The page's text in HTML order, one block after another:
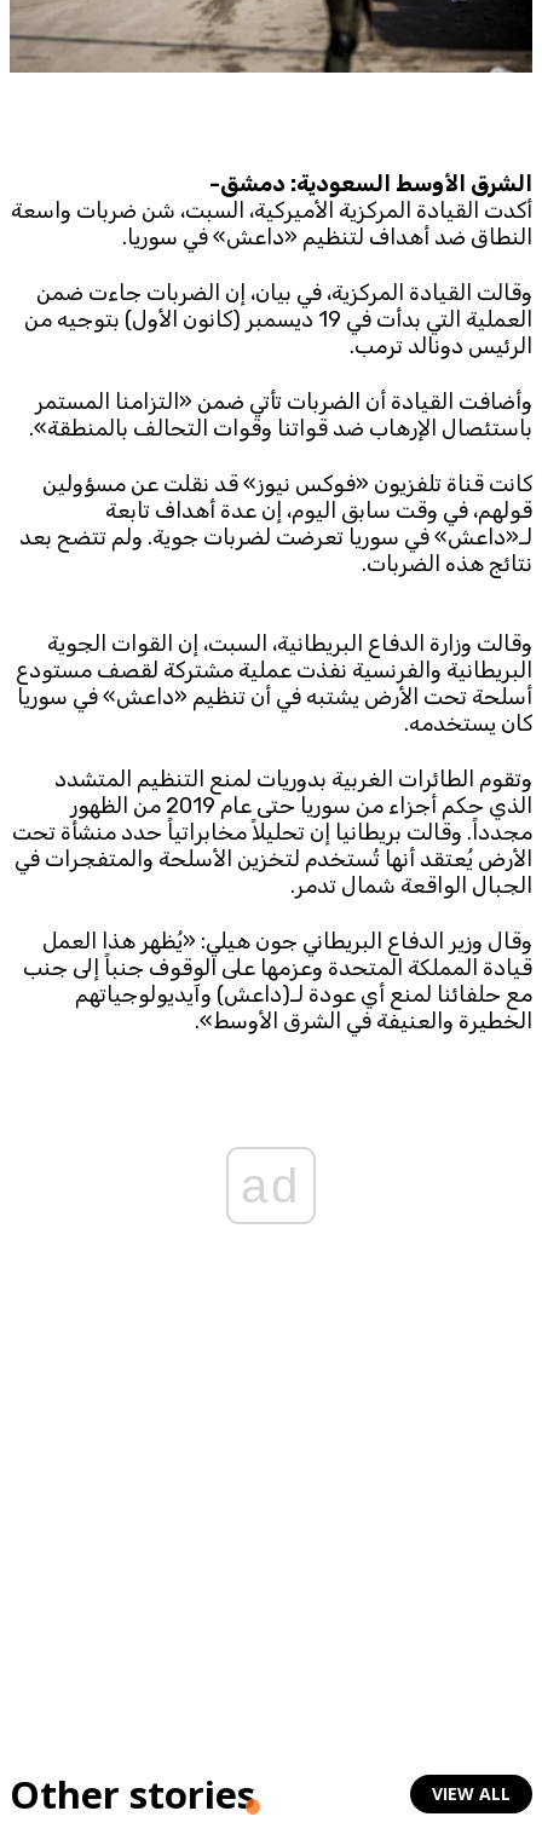
Legal
Privacy Policy
Subscribe to the newsletter
TTV
TTV Plus
Download the app
الشرق الأوسط السعودية: دمشق-
أكدت القيادة المركزية الأميركية، السبت، شن ضربات واسعة
النطاق ضد أهداف لتنظيم «داعش» في سوريا.
وقالت القيادة المركزية، في بيان، إن الضربات جاءت ضمن
العملية التي بدأت في 19 ديسمبر (كانون الأول) بتوجيه من
الرئيس دونالد ترمب.
وأضافت القيادة أن الضربات تأتي ضمن «التزامنا المستمر
باستئصال الإرهاب ضد قواتنا وقوات التحالف بالمنطقة».
كانت قناة تلفزيون «فوكس نيوز» قد نقلت عن مسؤولين
قولهم، في وقت سابق اليوم، إن عدة أهداف تابعة
لـ«داعش» في سوريا تعرضت لضربات جوية. ولم تتضح بعد
نتائج هذه الضربات.
وقالت وزارة الدفاع البريطانية، السبت، إن القوات الجوية
البريطانية والفرنسية ​نفذت عملية مشتركة لقصف مستودع
أسلحة تحت الأرض يشتبه في أن تنظيم «داعش» في سوريا
كان يستخدمه.
وتقوم الطائرات الغربية بدوريات لمنع التنظيم المتشدد
الذي حكم أجزاء ‌من سوريا ‌حتى عام 2019 ‌من ⁠الظهور ​
مجدداً. ‌وقالت بريطانيا إن تحليلاً مخابراتياً حدد منشأة تحت
الأرض يُعتقد أنها تُستخدم لتخزين الأسلحة والمتفجرات في
الجبال الواقعة شمال تدمر.
وقال وزير ⁠الدفاع البريطاني جون هيلي: «يُظهر هذا العمل
قيادة المملكة المتحدة وعزمها على الوقوف جنباً إلى جنب
مع حلفائنا لمنع أي عودة لـ(داعش) وآيديولوجياتهم
الخطيرة والعنيفة في الشرق الأوسط».
ad
Other stories VIEW ALL